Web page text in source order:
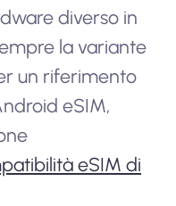
diverso in
la variante
un riferimento
eSIM,
eSIM di